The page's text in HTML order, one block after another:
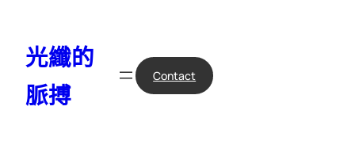
光纖的
脈搏
Contact